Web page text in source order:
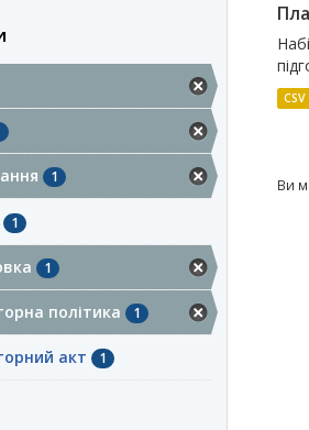
1
1
1
політика 1
акт 1
CSV
Ви